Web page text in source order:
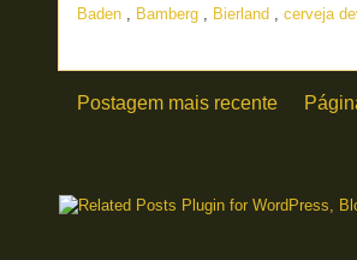
Baden , Bamberg , Bierland , cerveja
Postagem mais recente